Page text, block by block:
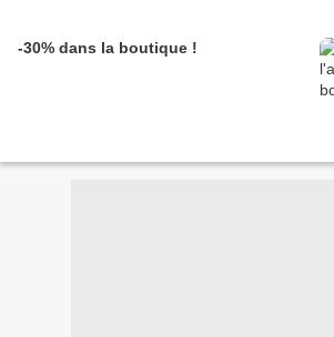
-30% dans la boutique !